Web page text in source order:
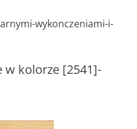
wykonczeniami-i-
w kolorze [2541]-